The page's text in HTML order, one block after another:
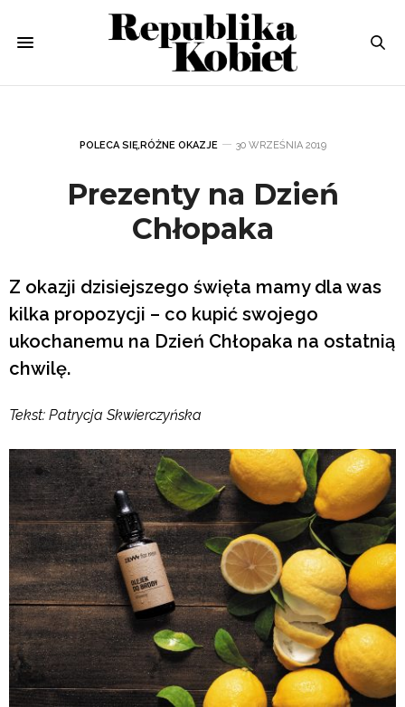
POLECA SIĘ,RÓŻNE OKAZJE 30 WRZEŚNIA 2019
Prezenty na Dzień
Chłopaka
Z okazji dzisiejszego święta mamy dla was
kilka propozycji – co kupić swojego
ukochanemu na Dzień Chłopaka na ostatnią
chwilę.
Tekst: Patrycja Skwierczyńska